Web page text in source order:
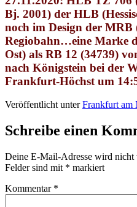
Bj. 2001) der HLB
noch im Design der MRB
Regiobahn…eine Marke
Ost) als RB 12 (34739)
nach Königstein bei der
Frankfurt-Höchst um
Veröffentlicht unter Frankfurt am
Schreibe einen
Deine E-Mail-Adresse wird nicht
Felder sind mit * markiert
Kommentar *